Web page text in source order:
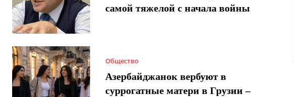
самой тяжелой с начала войны
Общество
Азербайджанок вербуют в
суррогатные матери в Грузии –